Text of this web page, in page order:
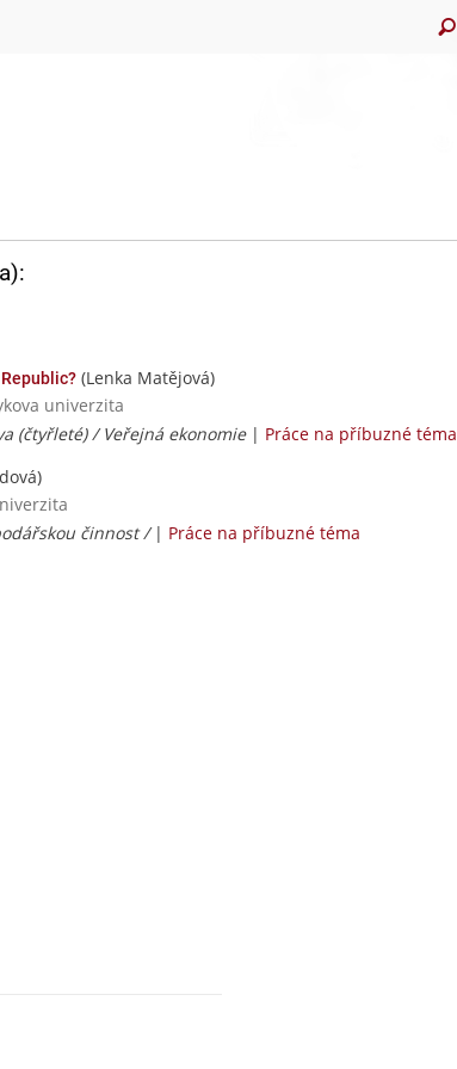
(Lenka Matějová)
univerzita
(čtyřleté) / Veřejná ekonomie| Práce na příbuzné téma
činnost / | Práce na příbuzné téma